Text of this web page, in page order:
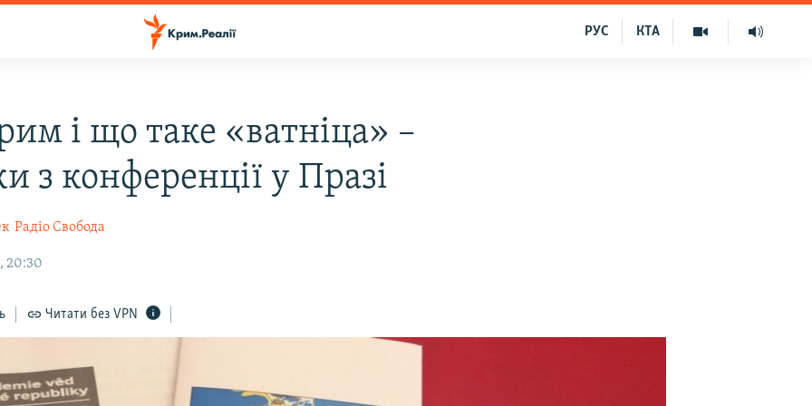
КТА
РУС
і що таке «ватніца» –
з конференції у Празі
Радіо Свобода
20:30
Читати без VPN